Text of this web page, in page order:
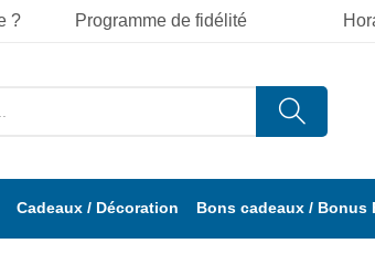
? Programme de fidélité
Cadeaux / Décoration Bons cadeaux / Bonus